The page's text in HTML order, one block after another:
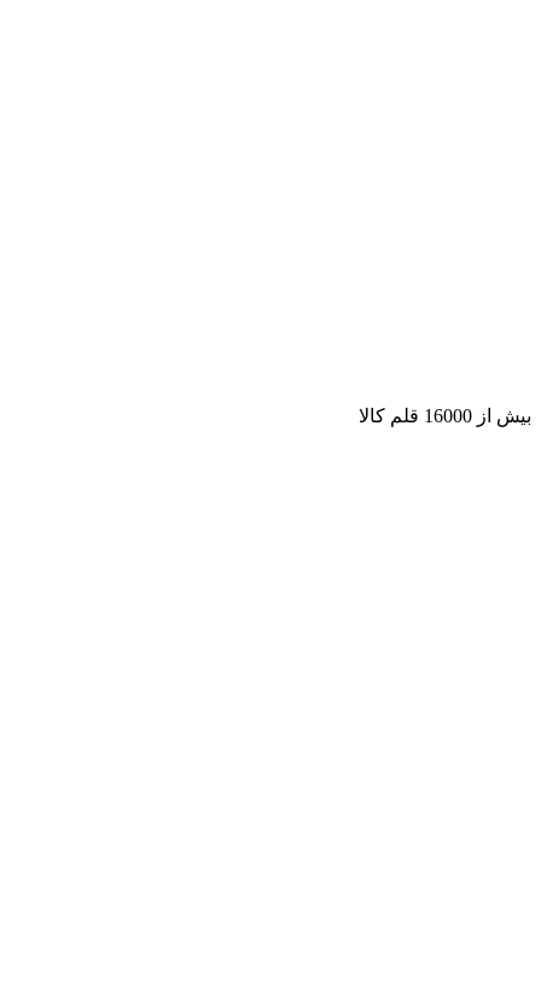
بیش از 16000 قلم کالا